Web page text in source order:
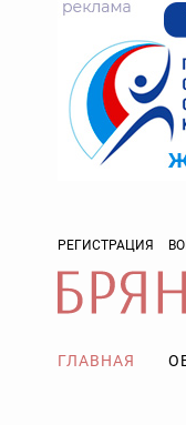
РЕГИСТРАЦИЯ
ГЛАВНАЯ